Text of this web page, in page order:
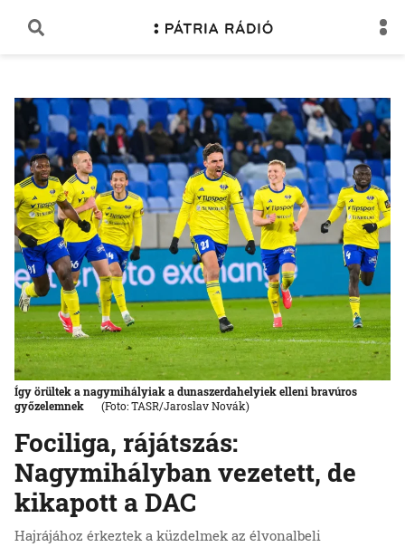
Fociliga, rájátszás:
Nagymihályban vezetett, de
kikapott a DAC
Hajrájához érkeztek a küzdelmek az élvonalbeli
Így örültek a nagymihályiak a dunaszerdahelyiek elleni bravúros
győzelemnek
(Foto: TASR/Jaroslav Novák)